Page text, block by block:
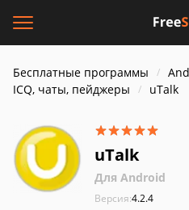
Бесплатные программы
ICQ, чаты, пейджеры
uTalk
uTalk
Для Android
Версия:4.2.4